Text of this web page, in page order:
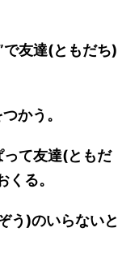
友達(ともだち)
かう。
て友達(ともだ
る。
う)のいらないと